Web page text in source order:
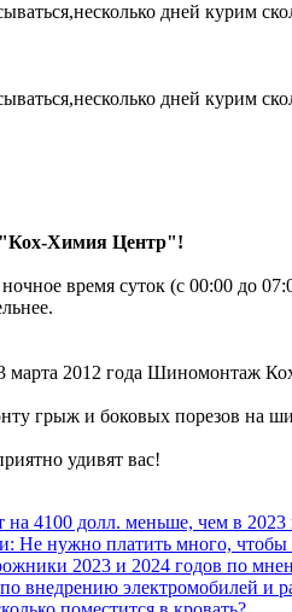
дней курим
дней курим
Химия Центр"!
время суток (с 00:00 до
2012 года Шиномонтаж
грыж и боковых порезов на
удивят вас!
4100 долл. меньше, чем в 2023
Не нужно платить много, чтобы
2023 и 2024 годов по
внедрению электромобилей и